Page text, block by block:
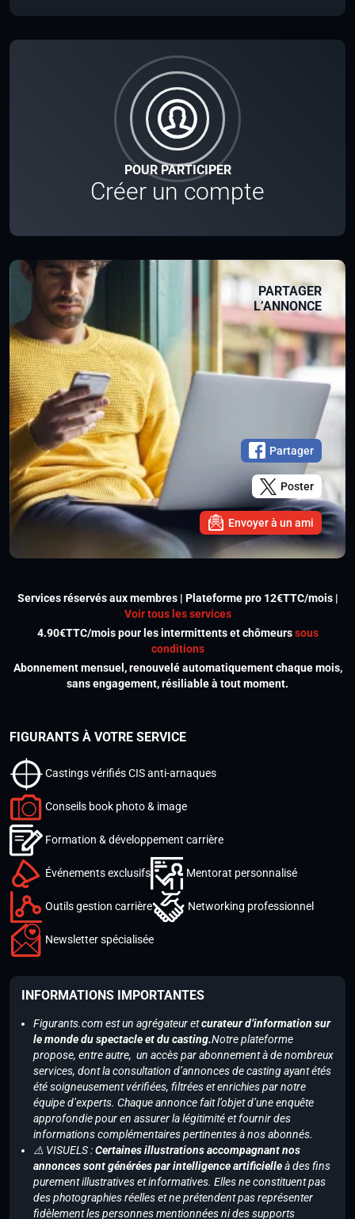
POUR PARTICIPER
Créer un compte
PARTAGER
L’ANNONCE
Partager
Poster
Envoyer à un ami
Services réservés aux membres | Plateforme pro 12€TTC/mois |
Voir tous les services
4.90€TTC/mois pour les intermittents et chômeurssous
conditions
Abonnement mensuel, renouvelé automatiquement chaque mois,
sans engagement, résiliable à tout moment.
FIGURANTS À VOTRE SERVICE
Castings vérifiés CIS anti-arnaques
Conseils book photo & image
Formation & développement carrière
Événements exclusifs Mentorat personnalisé
Outils gestion carrière Networking professionnel
Newsletter spécialisée
INFORMATIONS IMPORTANTES
Figurants.com est un agrégateur etcurateur d’information sur
le monde du spectacle et du casting.Notre plateforme
propose, entre autre, un accès par abonnement à de nombreux
services, dont la consultation d’annonces de casting ayant étés
été soigneusement vérifiées, filtrées et enrichies par notre
équipe d’experts. Chaque annonce fait l’objet d’une enquête
approfondie pour en assurer la légitimité et fournir des
informations complémentaires pertinentes à nos abonnés.
⚠️ VISUELS :Certaines illustrations accompagnant nos
annonces sont générées par intelligence artificielleà des fins
purement illustratives et informatives. Elles ne constituent pas
des photographies réelles et ne prétendent pas représenter
fidèlement les personnes mentionnées ni des supports